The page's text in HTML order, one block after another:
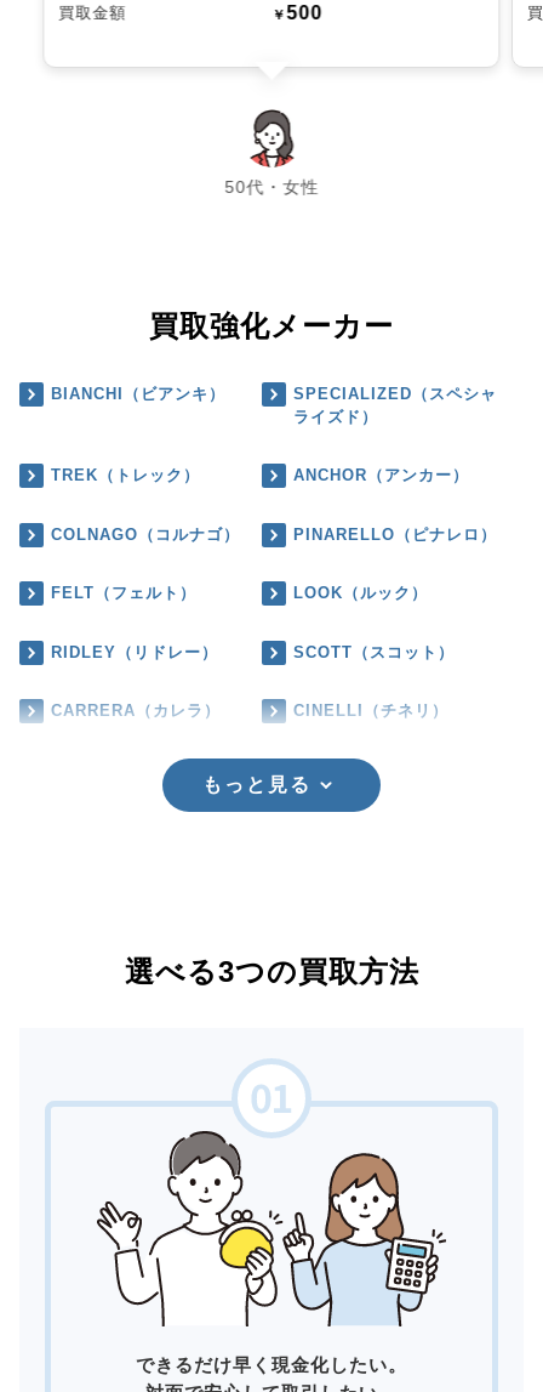
買取金額 ￥500
50代・女性
chevron_left chevron_right
買取強化メーカー
BIANCHI（ビアンキ）
SPECIALIZED（スペシャ
ライズド）
TREK（トレック） ANCHOR（アンカー）
COLNAGO（コルナゴ） PINARELLO（ピナレロ）
FELT（フェルト） LOOK（ルック）
RIDLEY（リドレー） SCOTT（スコット）
CARRERA（カレラ） CINELLI（チネリ）
もっと見る
選べる3つの買取方法
できるだけ早く現金化したい。